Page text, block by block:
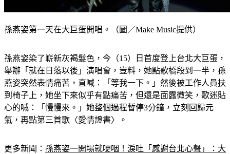
孫燕姿第一天在大巨蛋開唱。（圖／Make Music提供）
孫燕姿染了嶄新灰褐髮色，今（15）日首度登上台北大巨蛋，
舉辦「就在日落以後」演唱會，豈料，她點歌橋段到一半，孫
燕姿突然表情痛苦，直喊：「等我一下。」然後被工作人員扶
到椅子上，她坐下來似乎有點痛苦，但還是面露微笑，歌迷貼
心的喊：「慢慢來。」她整個過程暫停3分鐘，立刻回歸元
氣，再點第三首歌〈愛情證書〉。
更多新聞： 孫燕姿一開場就哽咽！淚吐「感謝台北心聲」：大